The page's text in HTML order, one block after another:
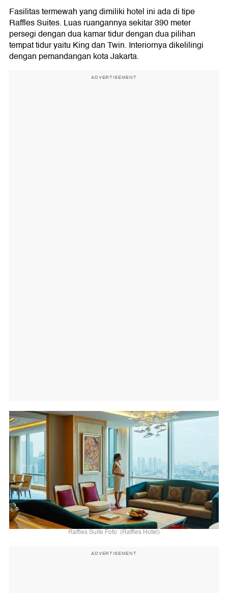
Fasilitas termewah yang dimiliki hotel ini ada di tipe
Raffles Suites. Luas ruangannya sekitar 390 meter
persegi dengan dua kamar tidur dengan dua pilihan
tempat tidur yaitu King dan Twin. Interiornya dikelilingi
dengan pemandangan kota Jakarta.
ADVERTISEMENT
Raffles Suite Foto: (Raffles Hotel)
ADVERTISEMENT